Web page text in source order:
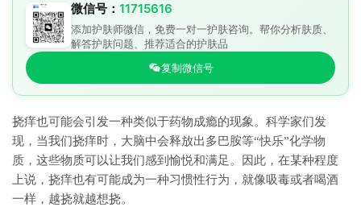
微信号： 11715616
添加护肤师微信，免费一对一护肤咨询。帮你分析肤质、
解答护肤问题、推荐适合的护肤品
复制微信号
挠痒也可能会引发一种类似于药物成瘾的现象。科学家们发
现，当我们挠痒时，大脑中会释放出多巴胺等“快乐”化学物
质，这些物质可以让我们感到愉悦和满足。因此，在某种程度
上说，挠痒也有可能成为一种习惯性行为，就像吸毒或者喝酒
一样，越挠就越想挠。